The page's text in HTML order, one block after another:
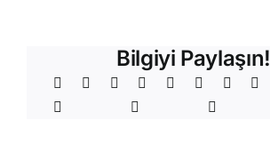
Bilgiyi Paylaşın!